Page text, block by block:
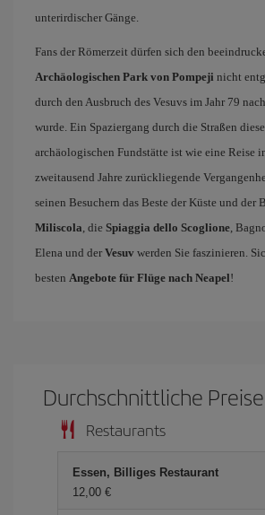
unterirdischer Gänge.
Fans der Römerzeit dürfen sich den
Archäologischen Park von Pompeji nicht
durch den Ausbruch des Vesuvs im Jahr 79
wurde. Ein Spaziergang durch die Straßen
archäologischen Fundstätte ist wie eine Reise
zweitausend Jahre zurückliegende
seinen Besuchern das Beste der Küste und der
Miliscola, die Spiaggia dello Scoglione,
Elena und der Vesuv werden Sie faszinieren.
besten Angebote für Flüge nach Neapel!
Durchschnittliche
Restaurants
Essen, Billiges Restaurant
12,00 €